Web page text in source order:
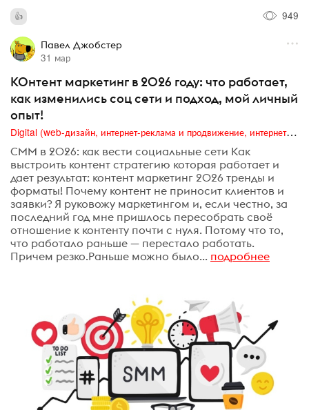
949
Павел Джобстер
31 мар
КОнтент маркетинг в 2026 году: что работает,
как изменились соц сети и подход, мой личный
опыт!
Digital (web-дизайн, интернет-реклама и продвижение, интернет-сообщества и блоги, интернет-коммуникации, мобильный маркетинг, реклама на цифровых экранах)
СММ в 2026: как вести социальные сети Как
выстроить контент стратегию которая работает и
дает результат: контент маркетинг 2026 тренды и
форматы! Почему контент не приносит клиентов и
заявки? Я руковожу маркетингом и, если честно, за
последний год мне пришлось пересобрать своё
отношение к контенту почти с нуля. Потому что то,
что работало раньше — перестало работать.
Причем резко.Раньше можно было... подробнее